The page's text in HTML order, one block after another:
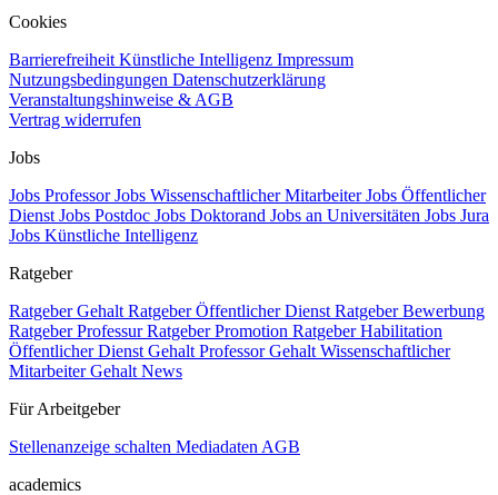
Cookies
Barrierefreiheit Künstliche Intelligenz Impressum
Nutzungsbedingungen Datenschutzerklärung
Veranstaltungshinweise & AGB
Vertrag widerrufen
Jobs
Jobs ProfessorJobs Wissenschaftlicher MitarbeiterJobs Öffentlicher
Dienst Jobs Postdoc Jobs Doktorand Jobs an Universitäten Jobs Jura
Jobs Künstliche Intelligenz
Ratgeber
Ratgeber Gehalt Ratgeber Öffentlicher Dienst Ratgeber Bewerbung
Ratgeber ProfessurRatgeber Promotion Ratgeber Habilitation
Öffentlicher Dienst Gehalt Professor Gehalt Wissenschaftlicher
Mitarbeiter Gehalt News
Für Arbeitgeber
Stellenanzeige schalten Mediadaten AGB
academics